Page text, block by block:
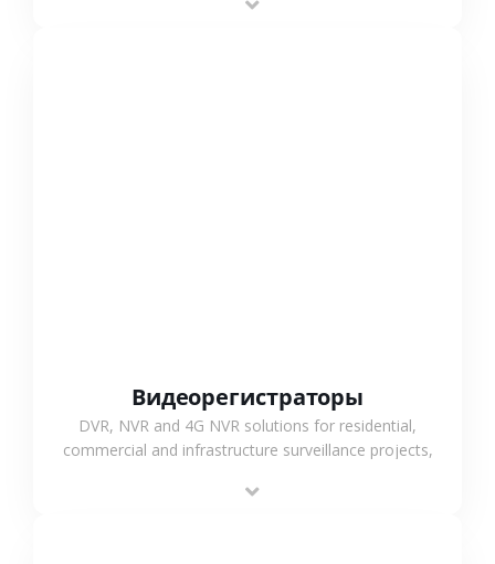
monitoring and flexible coverage.
Видеорегистраторы
DVR, NVR and 4G NVR solutions for residential,
commercial and infrastructure surveillance projects,